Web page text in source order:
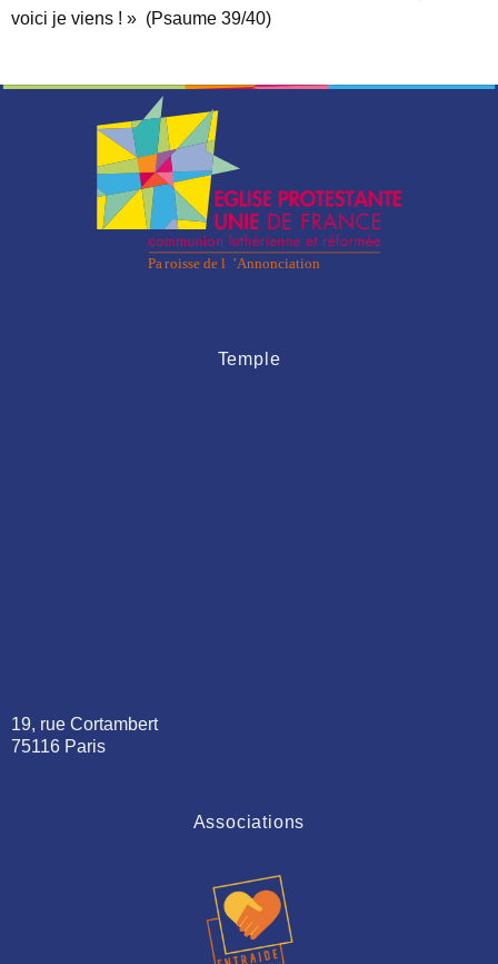
voici je viens ! » (Psaume 39/40)
Temple
19, rue Cortambert
75116 Paris
Associations